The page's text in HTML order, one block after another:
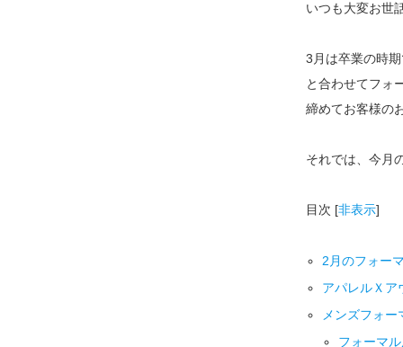
いつも大変お世
3月は卒業の時
と合わせてフォ
締めてお客様の
それでは、今月
目次 [非表示]
2月のフォー
アパレルＸア
メンズフォ
フォーマ